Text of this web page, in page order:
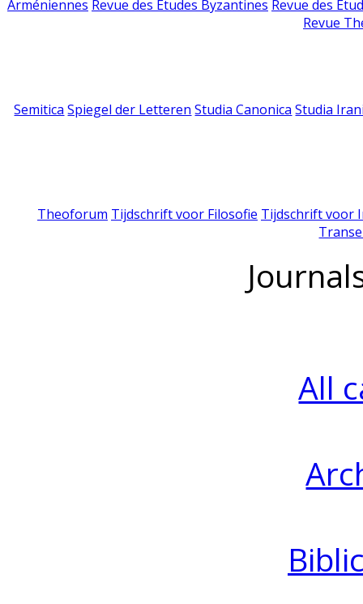
Arméniennes Revue des Études Byzantines Revue des
Revue
Semitica Spiegel der Letteren Studia Canonica Studia
Theoforum Tijdschrift voor Filosofie Tijdschrift voor
All